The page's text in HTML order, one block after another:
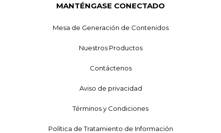
MANTÉNGASE CONECTADO
Mesa de Generación de Contenidos
Nuestros Productos
Contáctenos
Aviso de privacidad
Términos y Condiciones
Política de Tratamiento de Información